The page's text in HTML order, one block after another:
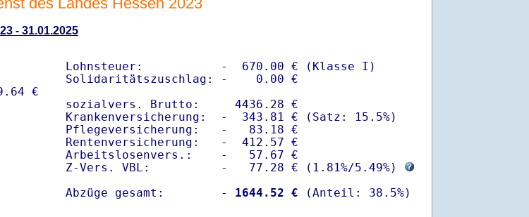
- 31.01.2025
Lohnsteuer:           -  670.00 € (Klasse I)
Solidaritätszuschlag: -    0.00 €
sozialvers. Brutto:     4436.28 €
Krankenversicherung:  -  343.81 € (Satz: 15.5%)
Pflegeversicherung:   -   83.18 €
Rentenversicherung:   -  412.57 €
Arbeitslosenvers.:    -   57.67 €
Z-Vers. VBL:          -   77.28 € ( 1.81%/5.49%)
Abzüge gesamt:        -
1644.52 €